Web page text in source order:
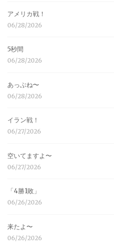
アメリカ戦！
06/28/2026
5秒間
06/28/2026
あっぶね〜
06/28/2026
イラン戦！
06/27/2026
空いてますよ〜
06/27/2026
「4勝1敗」
06/26/2026
来たよ〜
06/26/2026